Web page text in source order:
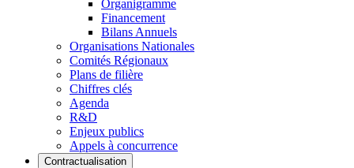
Organigramme
Financement
Bilans Annuels
Organisations Nationales
Comités Régionaux
Plans de filière
Chiffres clés
Agenda
R&D
Enjeux publics
Appels à concurrence
Contractualisation